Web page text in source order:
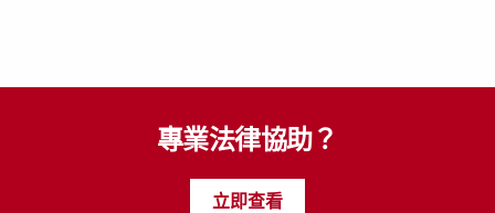
專業法律協助？
立即查看